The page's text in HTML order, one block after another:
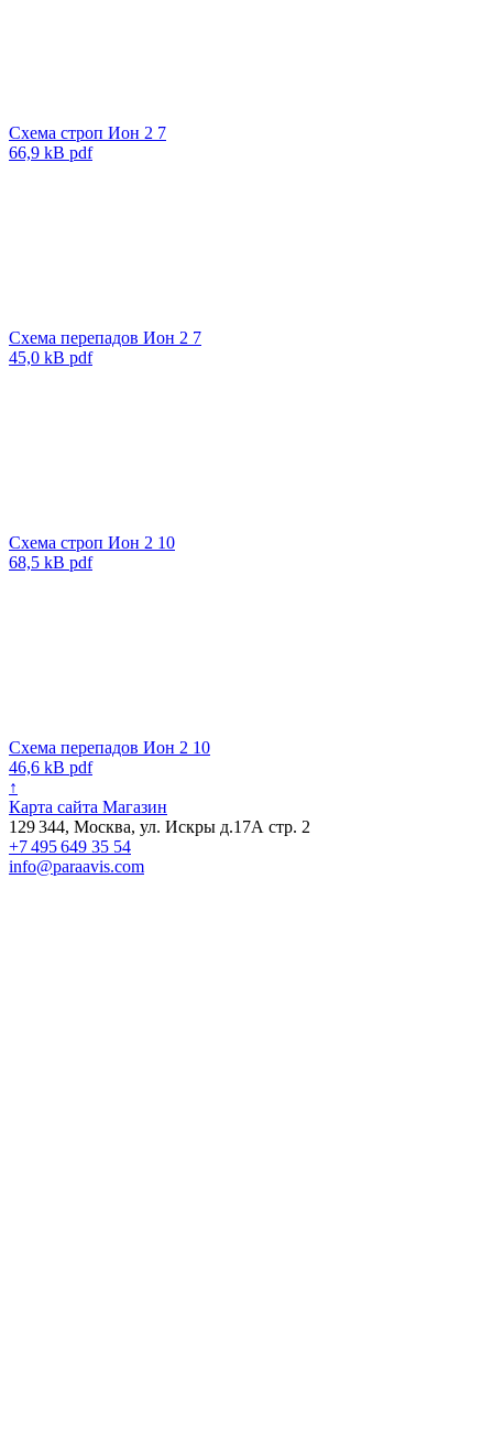
Схема строп Ион 2 7
66,9 kB pdf
Схема перепадов Ион 2 7
45,0 kB pdf
Схема строп Ион 2 10
68,5 kB pdf
Схема перепадов Ион 2 10
46,6 kB pdf
↑
Карта сайта Магазин
129 344, Москва, ул. Искры д.17А стр. 2
+7 495 649 35 54
info@paraavis.com